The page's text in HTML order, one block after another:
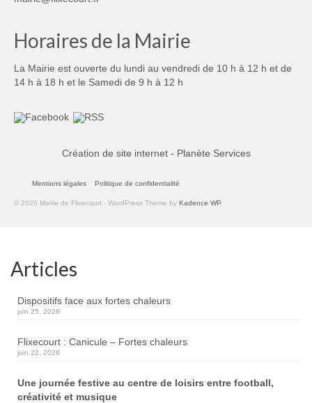
Horaires de la Mairie
La Mairie est ouverte du lundi au vendredi de 10 h à 12 h et de
14 h à 18 h et le Samedi de 9 h à 12 h
Création de site internet - Planète Services
Mentions légales Politique de confidentialité
© 2026 Mairie de Flixecourt - WordPress Theme by Kadence WP
Articles
Dispositifs face aux fortes chaleurs
juin 25, 2026
Flixecourt : Canicule – Fortes chaleurs
juin 22, 2026
Une journée festive au centre de loisirs entre football,
créativité et musique